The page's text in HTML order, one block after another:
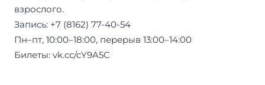
взрослого.
Запись: +7 (8162) 77-40-54
Пн–пт, 10:00–18:00, перерыв 13:00–14:00
Билеты: vk.cc/cY9A5C